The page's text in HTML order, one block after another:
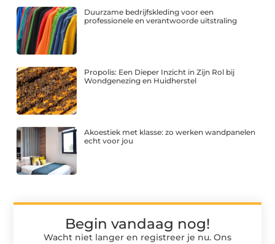
Duurzame bedrijfskleding voor een
professionele en verantwoorde uitstraling
Propolis: Een Dieper Inzicht in Zijn Rol bij
Wondgenezing en Huidherstel
Akoestiek met klasse: zo werken wandpanelen
echt voor jou
Begin vandaag nog!
Wacht niet langer en registreer je nu. Ons